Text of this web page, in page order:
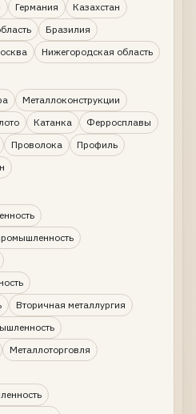
Германия
Казахстан
Бразилия
Нижегородская область
Металлоконструкции
Катанка
Ферросплавы
Проволока
Профиль
Вторичная металлургия
Металлоторговля